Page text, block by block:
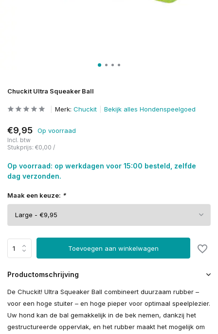
Chuckit Ultra Squeaker Ball
Merk: Chuckit Bekijk alles Hondenspeelgoed
€9,95 Op voorraad
Incl. btw
Stukprijs: €0,00 /
Op voorraad: op werkdagen voor 15:00 besteld, zelfde
dag verzonden.
Maak een keuze: *
Toevoegen aan winkelwagen
Productomschrijving
De Chuckit! Ultra Squeaker Ball combineert duurzaam rubber –
voor een hoge stuiter – en hoge pieper voor optimaal speelplezier.
Uw hond kan de bal gemakkelijk in de bek nemen, dankzij het
gestructureerde oppervlak, en het rubber maakt het mogelijk om